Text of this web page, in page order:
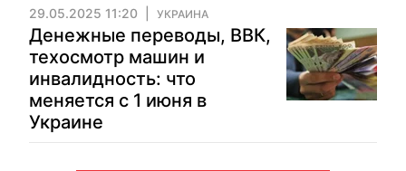
29.05.2025 11:20 УКРАИНА
Денежные переводы, ВВК,
техосмотр машин и
инвалидность: что
меняется с 1 июня в
Украине